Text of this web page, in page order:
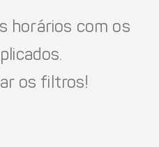
horários com os
os filtros!